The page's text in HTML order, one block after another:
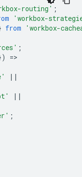
routing' ;
'workbox-
from 'workbox-
;
=
||
||
;